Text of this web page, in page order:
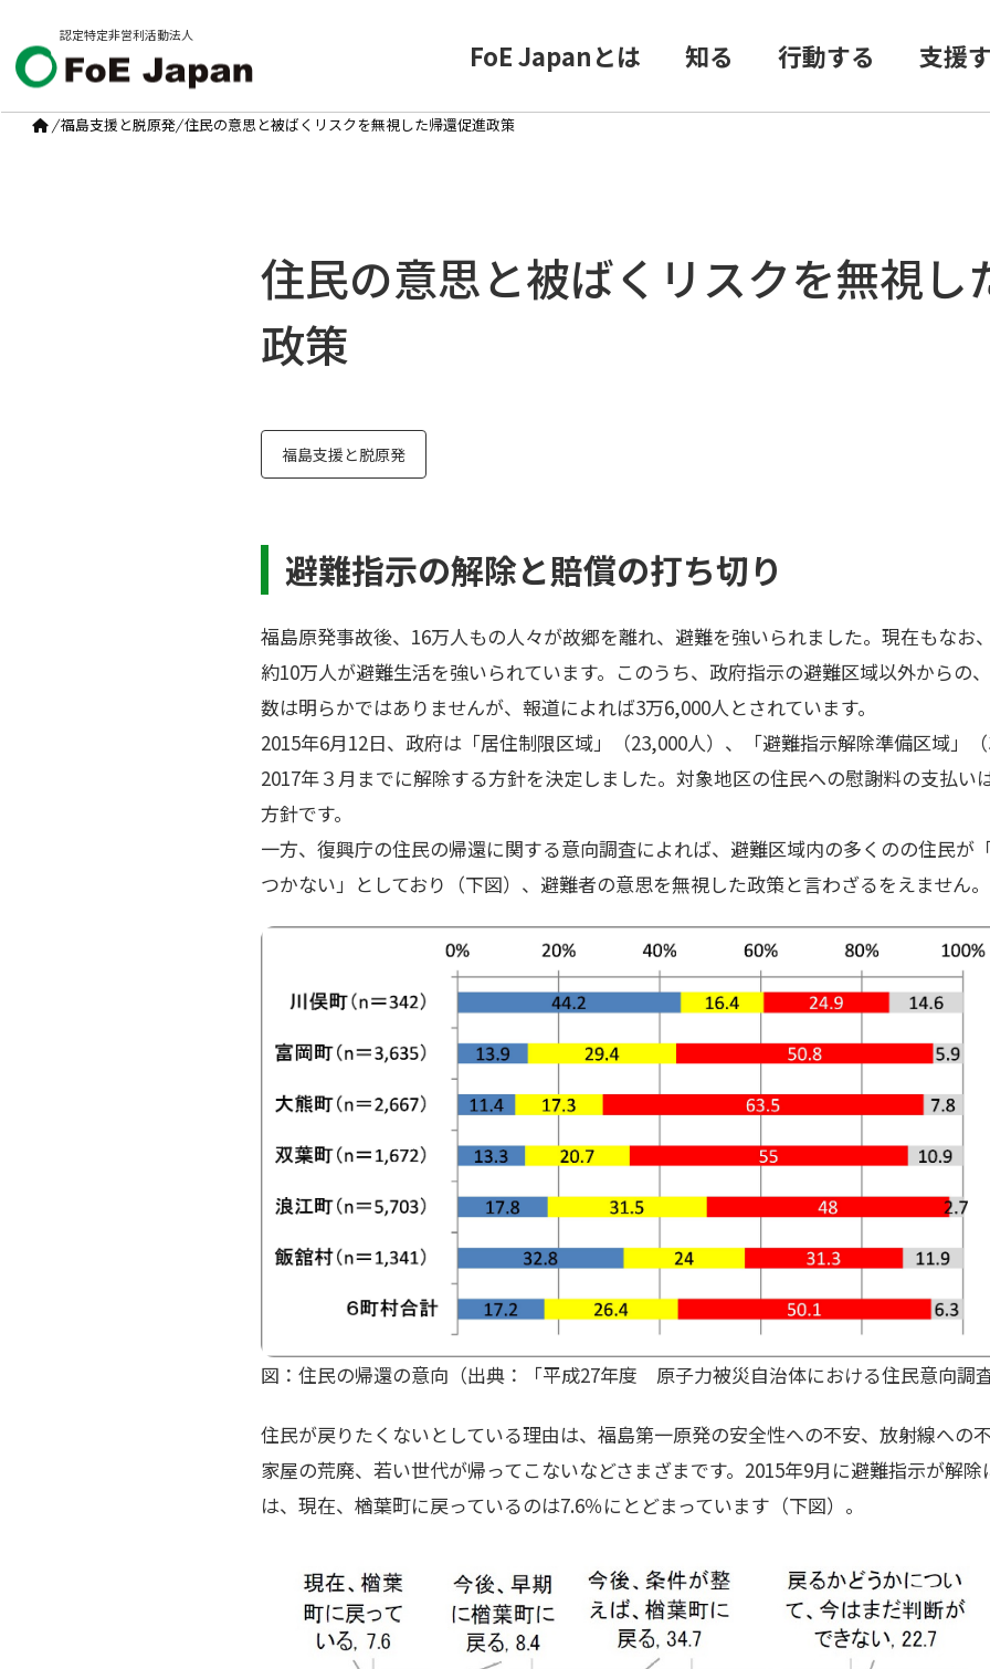
認定特定非営利活動法人
FoE Japanとは 知る 行動する 支援
/福島支援と脱原発/住民の意思と被ばくリスクを無視した帰還促進政策
住民の意思と被ばくリスクを無視し
政策
福島支援と脱原発
避難指示の解除と賠償の打ち切り
福島原発事故後、16万人もの人々が故郷を離れ、避難を強いられました。現在もなお
約10万人が避難生活を強いられています。このうち、政府指示の避難区域以外からの
数は明らかではありませんが、報道によれば3万6,000人とされています。
2015年6月12日、政府は「居住制限区域」（23,000人）、「避難指示解除準備区域」
2017年３月までに解除する方針を決定しました。対象地区の住民への慰謝料の支払い
方針です。
一方、復興庁の住民の帰還に関する意向調査によれば、避難区域内の多くのの住民が
つかない」としており（下図）、避難者の意思を無視した政策と言わざるをえません。
図：住民の帰還の意向（出典：「平成27年度 原子力被災自治体における住民意向調
住民が戻りたくないとしている理由は、福島第一原発の安全性への不安、放射線への
家屋の荒廃、若い世代が帰ってこないなどさまざまです。2015年9月に避難指示が解
は、現在、楢葉町に戻っているのは7.6％にとどまっています（下図）。